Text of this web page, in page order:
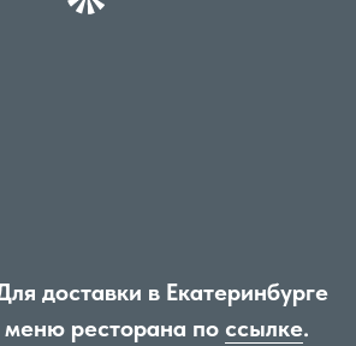
доставки в Екатеринбурге
меню ресторана по ссылке.